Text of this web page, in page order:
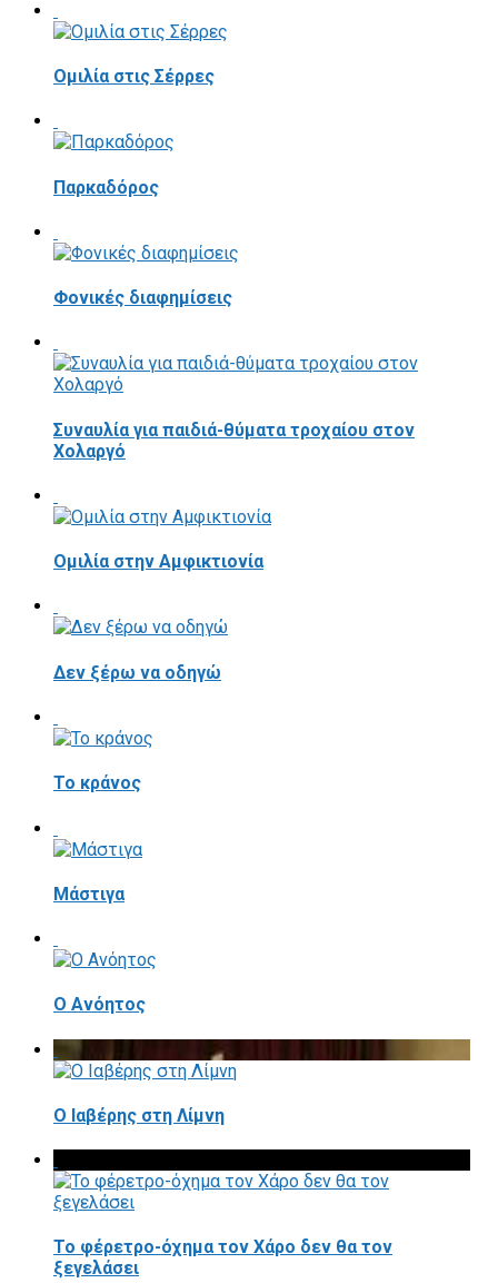
Ομιλία στις Σέρρες
Παρκαδόρος
Φονικές διαφημίσεις
Συναυλία για παιδιά-θύματα τροχαίου στον
Χολαργό
Ομιλία στην Αμφικτιονία
Δεν ξέρω να οδηγώ
Το κράνος
Mάστιγα
Ο Ανόητος
Ο Ιαβέρης στη Λίμνη
To φέρετρο-όχημα τον Χάρο δεν θα τον
ξεγελάσει